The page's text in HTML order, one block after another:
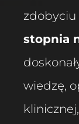
stopnia
wiedzę,